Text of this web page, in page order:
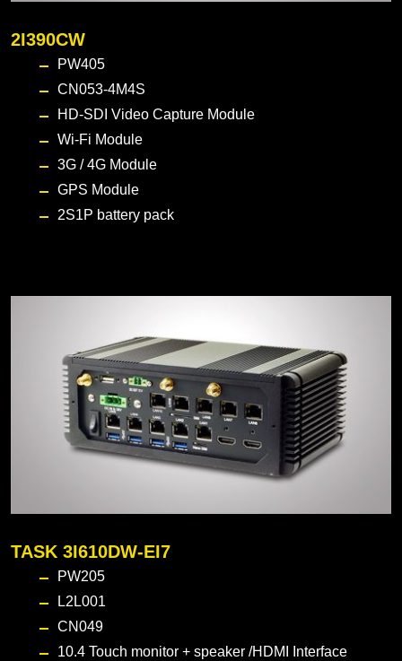
2I390CW
PW405
CN053-4M4S
HD-SDI Video Capture Module
Wi-Fi Module
3G / 4G Module
GPS Module
2S1P battery pack
TASK 3I610DW-EI7
PW205
L2L001
CN049
10.4 Touch monitor + speaker /HDMI Interface